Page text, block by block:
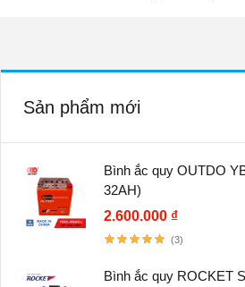
Sản phẩm mới
Bình ắc quy OUTDO
32AH)
2.600.000 ₫
(3)
Bình ắc quy ROCKET